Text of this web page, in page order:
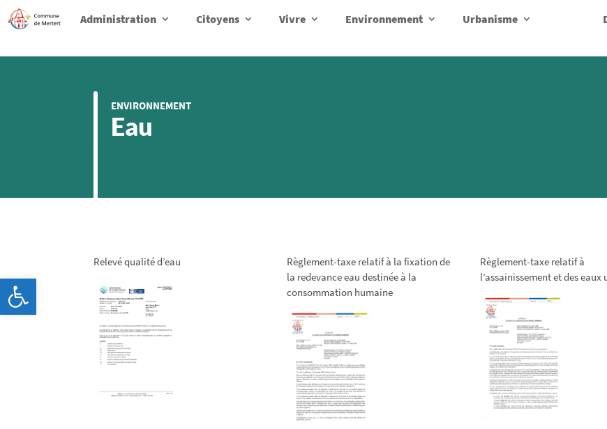
Administration Citoyens Vivre Environnement Urbanisme
ENVIRONNEMENT
Eau
Relevé qualité d’eau
Règlement-taxe relatif à la fixation de
la redevance eau destinée à la
consommation humaine
Règlement-taxe relatif à
l’assainissement et des eaux
Ouvrir la barre d’outils